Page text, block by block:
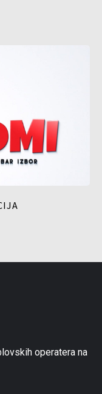
operatera na